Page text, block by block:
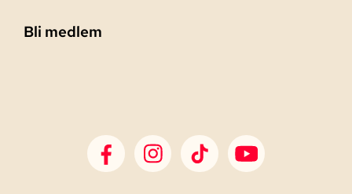
Bli medlem
SDP Facebook
SDP Instagram
SDP TikTokSDP Youtube